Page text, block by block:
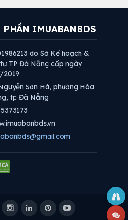
PHẦN IMUABANBDS
do Sở Kế hoạch &
TP Đà Nẵng cấp ngày
2019
Sơn Hà, phường Hòa
tp Đà Nẵng